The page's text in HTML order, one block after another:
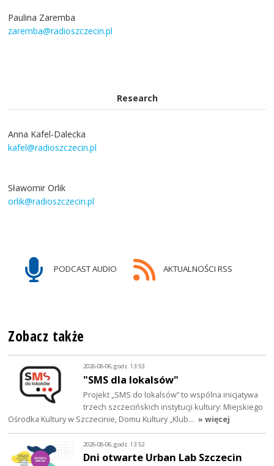
Paulina Zaremba
zaremba@radioszczecin.pl
Research
Anna Kafel-Dalecka
kafel@radioszczecin.pl
Sławomir Orlik
orlik@radioszczecin.pl
PODCAST AUDIO AKTUALNOŚCI RSS
Zobacz także
2026-08-06, godz. 13:53
"SMS dla lokalsów"
Projekt „SMS do lokalsów” to wspólna inicjatywa
trzech szczecińskich instytucji kultury: Miejskiego
Ośrodka Kultury w Szczecinie, Domu Kultury „Klub… » więcej
2026-08-06, godz. 13:52
Dni otwarte Urban Lab Szczecin